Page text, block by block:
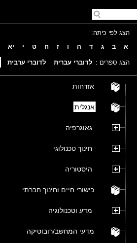
הצג לפי כיתה:
א
ב ג ד ה ו ז ח ט י יא
הצג ספרים : לדוברי עברית לדוברי ערבית
אזרחות
אנגלית
גאוגרפיה
חינוך טכנולוגי
היסטוריה
כישורי חיים וחינוך חברתי
מדע וטכנולוגיה
מדעי המחשב/רובוטיקה